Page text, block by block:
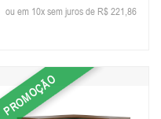
ou em 10x sem juros de R$ 221,86
PROMOÇÃO